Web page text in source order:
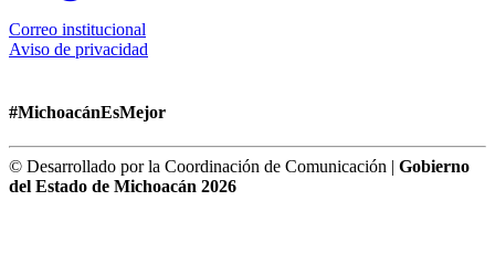
Correo institucional
Aviso de privacidad
#MichoacánEsMejor
© Desarrollado por la Coordinación de Comunicación | Gobierno
del Estado de Michoacán 2026